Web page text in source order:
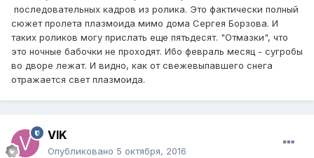
последовательных кадров из ролика. Это фактически полный
сюжет пролета плазмоида мимо дома Сергея Борзова. И
таких роликов могу прислать еще пятьдесят. "Отмазки", что
это ночные бабочки не проходят. Ибо февраль месяц - сугробы
во дворе лежат. И видно, как от свежевыпавшего снега
отражается свет плазмоида.
VIK
Опубликовано 5 октября, 2016